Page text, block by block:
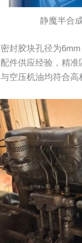
静魔半合
封胶块孔径为
件供应经验，精
空压机油均符合